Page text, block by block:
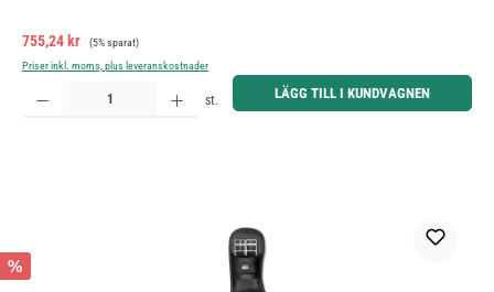
Försäljningspris:
755,24 kr Ordinarie pris:
(5% sparat)
Priser inkl. moms, plus leveranskostnader
Produktkvantitet: Ange önskat belopp eller använd knapparna för att öka eller minska kvantiteten.
st. LÄGG TILL I KUNDVAGNEN
%